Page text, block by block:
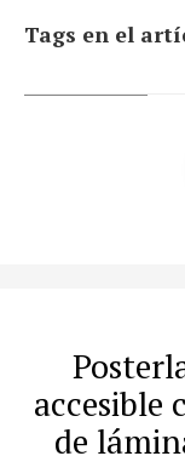
Tags en el
accesible
de